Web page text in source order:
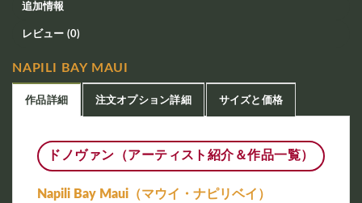
追加情報
レビュー (0)
NAPILI BAY MAUI
作品詳細 注文オプション詳細 サイズと価格
ドノヴァン（アーティスト紹介＆作品一覧）
Napili Bay Maui（マウイ・ナピリベイ）